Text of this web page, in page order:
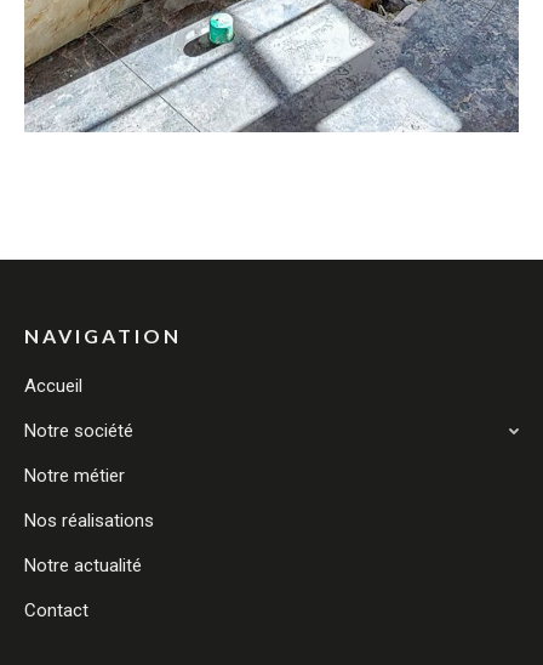
NAVIGATION
Accueil
Notre société
Notre métier
Nos réalisations
Notre actualité
Contact